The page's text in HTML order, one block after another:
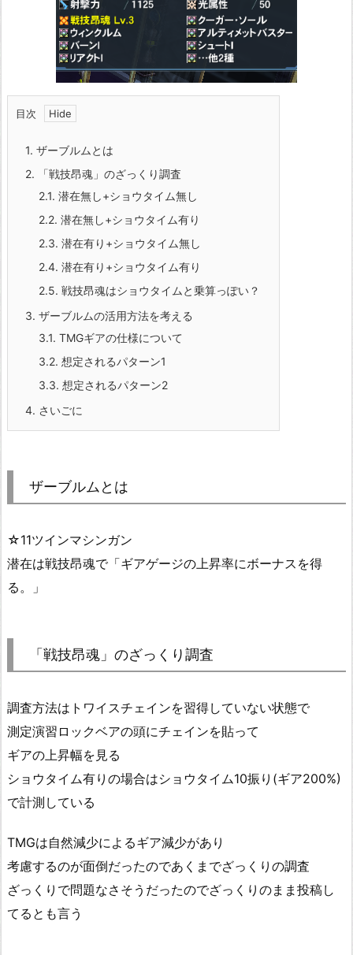
目次
1. ザーブルムとは
2. 「戦技昂魂」のざっくり調査
2.1. 潜在無し+ショウタイム無し
2.2. 潜在無し+ショウタイム有り
2.3. 潜在有り+ショウタイム無し
2.4. 潜在有り+ショウタイム有り
2.5. 戦技昂魂はショウタイムと乗算っぽい？
3. ザーブルムの活用方法を考える
3.1. TMGギアの仕様について
3.2. 想定されるパターン1
3.3. 想定されるパターン2
4. さいごに
ザーブルムとは
☆11ツインマシンガン
潜在は戦技昂魂で「ギアゲージの上昇率にボーナスを得
る。」
「戦技昂魂」のざっくり調査
調査方法はトワイスチェインを習得していない状態で
測定演習ロックベアの頭にチェインを貼って
ギアの上昇幅を見る
ショウタイム有りの場合はショウタイム10振り(ギア200%)
で計測している
TMGは自然減少によるギア減少があり
考慮するのが面倒だったのであくまでざっくりの調査
ざっくりで問題なさそうだったのでざっくりのまま投稿し
てるとも言う